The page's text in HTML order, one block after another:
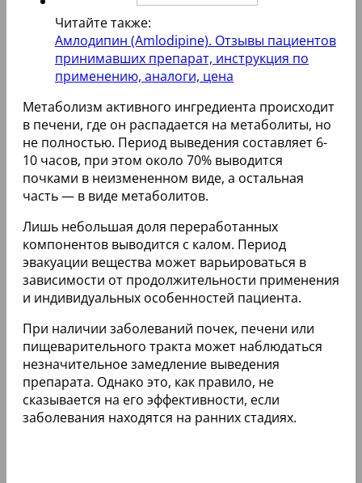
Читайте также:
Амлодипин (Amlodipine). Отзывы пациентов
принимавших препарат, инструкция по
применению, аналоги, цена
Метаболизм активного ингредиента происходит
в печени, где он распадается на метаболиты, но
не полностью. Период выведения составляет 6-
10 часов, при этом около 70% выводится
почками в неизмененном виде, а остальная
часть — в виде метаболитов.
Лишь небольшая доля переработанных
компонентов выводится с калом. Период
эвакуации вещества может варьироваться в
зависимости от продолжительности применения
и индивидуальных особенностей пациента.
При наличии заболеваний почек, печени или
пищеварительного тракта может наблюдаться
незначительное замедление выведения
препарата. Однако это, как правило, не
сказывается на его эффективности, если
заболевания находятся на ранних стадиях.